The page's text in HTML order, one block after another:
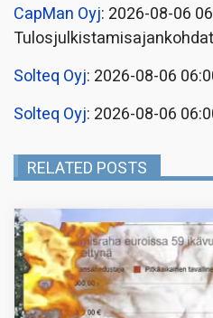
CapMan Oyj: 2026-08-06
Tulosjulkistamisajankohdat
Solteq Oyj: 2026-08-06
Solteq Oyj: 2026-08-06
RELATED POSTS